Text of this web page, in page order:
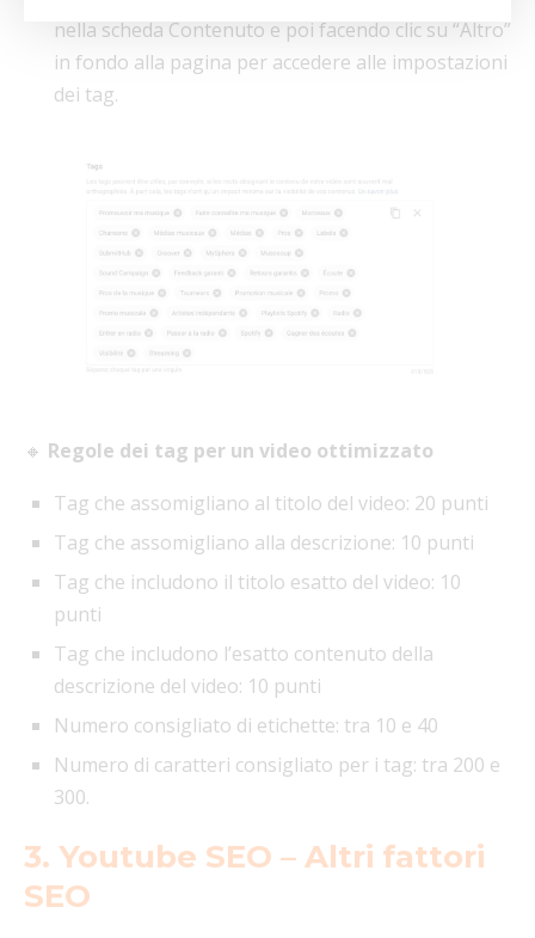
nella scheda Contenuto e poi facendo clic su “Altro”
in fondo alla pagina per accedere alle impostazioni
dei tag.
🔸 Regole dei tag per un video ottimizzato
Tag che assomigliano al titolo del video: 20 punti
Tag che assomigliano alla descrizione: 10 punti
Tag che includono il titolo esatto del video: 10
punti
Tag che includono l’esatto contenuto della
descrizione del video: 10 punti
Numero consigliato di etichette: tra 10 e 40
Numero di caratteri consigliato per i tag: tra 200 e
300.
3. Youtube SEO – Altri fattori
SEO